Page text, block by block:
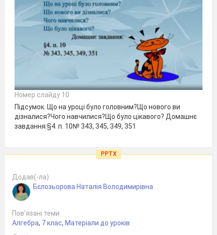
Номер слайду 10
Підсумок. Що на уроці було головним?Що нового ви
дізналися?Чого навчилися?Що було цікавого? Домашнє
завдання:§4. п. 10№ 343, 345, 349, 351
PPTX
Додав(-ла)
Бєлозьорова Наталія Володимирівна
Пов’язані теми
Алгебра, 7 клас, Матеріали до уроків